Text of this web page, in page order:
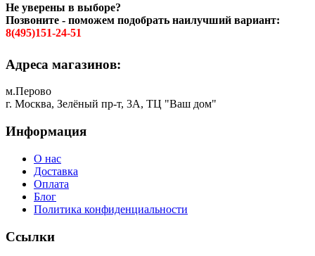
Не уверены в выборе?
Позвоните - поможем подобрать наилучший вариант:
8(495)151-24-51
Адреса магазинов:
м.Перово
г. Москва, Зелёный пр-т, 3А, ТЦ "Ваш дом"
Информация
О нас
Доставка
Оплата
Блог
Политика конфиденциальности
Ссылки